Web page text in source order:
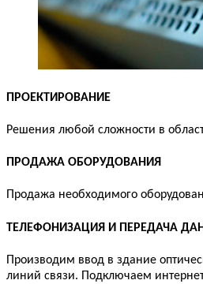
ПРОЕКТИРОВАНИЕ
Решения любой сложности в
ПРОДАЖА ОБОРУДОВАНИЯ
Продажа необходимого
ТЕЛЕФОНИЗАЦИЯ И ПЕРЕДАЧА
Производим ввод в здание
линий связи. Подключаем